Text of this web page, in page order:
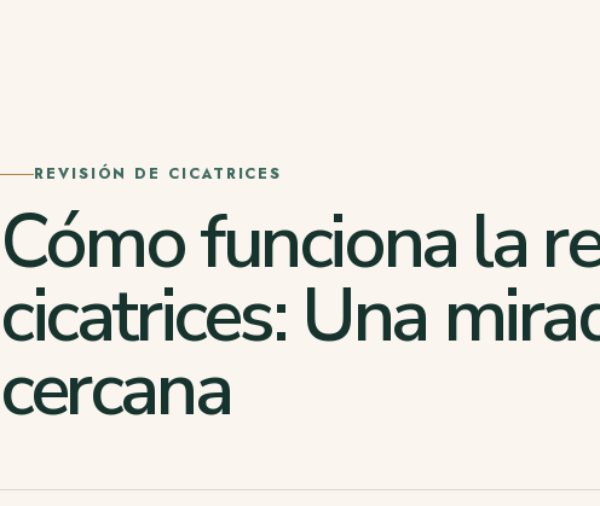
REVISIÓN DE CICATRICES
Cómo funciona la
cicatrices: Una
cercana